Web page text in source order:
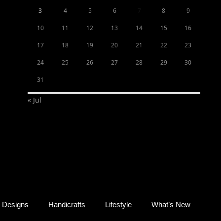
3 4 5 6 8 9
10 11 12 13 14 15 16
17 18 19 20 21 22 23
24 25 26 27 28 29 30
31
« Jul
Designs Handicrafts Lifestyle What’s New